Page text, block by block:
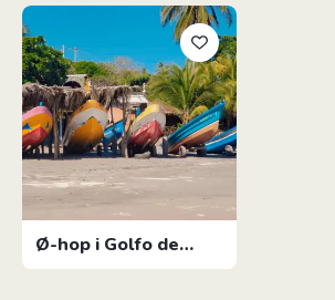
Ø-hop i Golfo de
Fonseca